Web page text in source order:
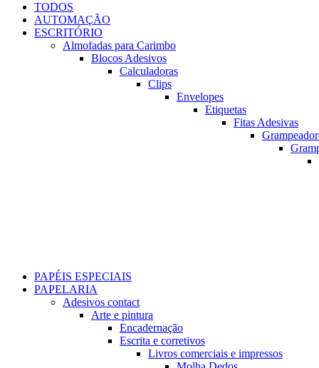
TODOS
AUTOMAÇÃO
ESCRITÓRIO
Almofadas para Carimbo
Blocos Adesivos
Calculadoras
Clips
Envelopes
Etiquetas
Fitas Adesivas
PAPÉIS ESPECIAIS
PAPELARIA
Adesivos contact
Arte e pintura
Encadernação
Escrita e corretivos
Livros comerciais e impressos